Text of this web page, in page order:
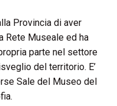
Provincia di aver
Rete Museale ed ha
parte nel settore
del territorio. E’
Sale del Museo del